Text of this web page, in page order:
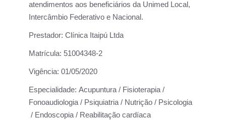
atendimentos aos beneficiários da Unimed Local,
Intercâmbio Federativo e Nacional.
Prestador: Clínica Itaipú Ltda
Matrícula: 51004348-2
Vigência: 01/05/2020
Especialidade: Acupuntura / Fisioterapia /
Fonoaudiologia / Psiquiatria / Nutrição / Psicologia
/ Endoscopia / Reabilitação cardíaca